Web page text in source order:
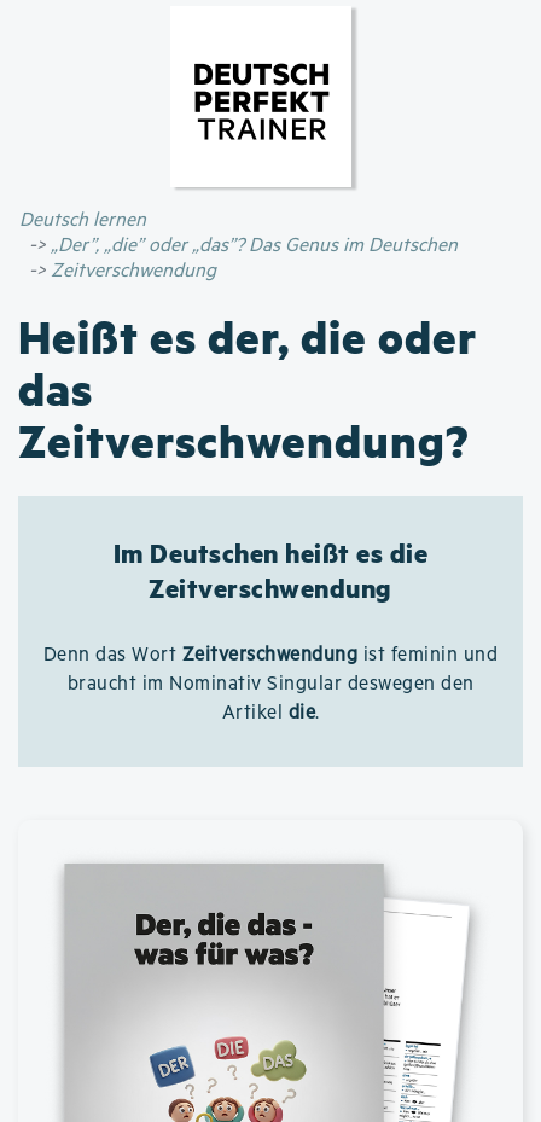
Inhalt
Deutsch lernen
„Der”, „die” oder „das”? Das Genus im Deutschen
Zeitverschwendung
Heißt es der, die oder
das
Zeitverschwendung?
Im Deutschen heißt es die
Zeitverschwendung
Denn das Wort Zeitverschwendung ist feminin und
braucht im Nominativ Singular deswegen den
Artikel die.